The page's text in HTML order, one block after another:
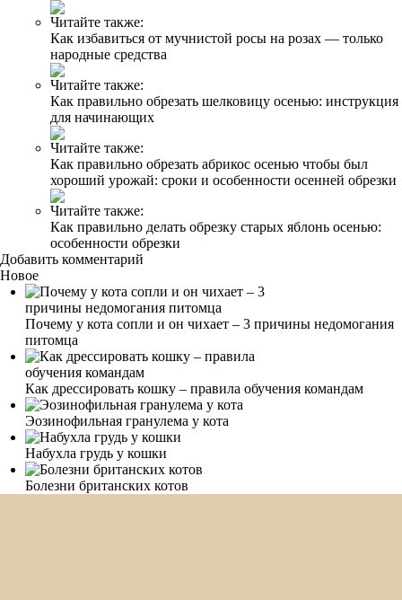
Читайте также:
Как избавиться от мучнистой росы на розах — только
народные средства
Читайте также:
Как правильно обрезать шелковицу осенью: инструкция
для начинающих
Читайте также:
Как правильно обрезать абрикос осенью чтобы был
хороший урожай: сроки и особенности осенней обрезки
Читайте также:
Как правильно делать обрезку старых яблонь осенью:
особенности обрезки
Добавить комментарий
Новое
Почему у кота сопли и он чихает – 3 причины недомогания
питомца
Как дрессировать кошку – правила обучения командам
Эозинофильная гранулема у кота
Набухла грудь у кошки
Болезни британских котов